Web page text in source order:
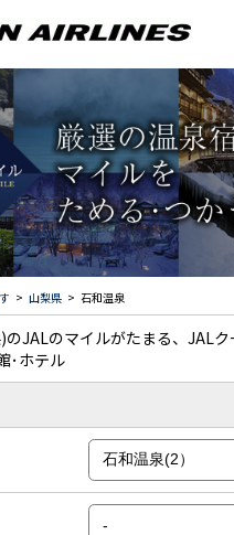
> 山梨県 > 石和温泉
JALのマイルがたまる、JALク
･ホテル